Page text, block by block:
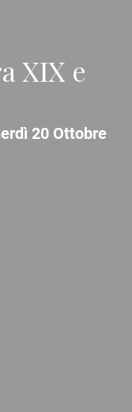
XIX e
20 Ottobre